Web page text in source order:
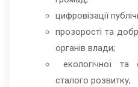
цифровізації
прозорості та
органів влади;
екологічної та
сталого розвитку;